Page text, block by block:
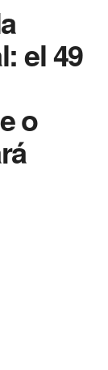
el 49
o